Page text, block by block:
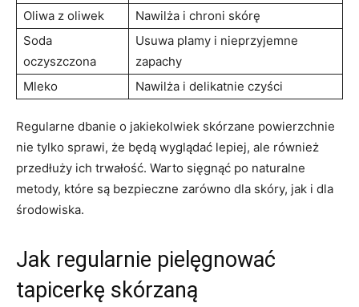
Oliwa z oliwek
Nawilża i chroni skórę
Soda
oczyszczona
Usuwa plamy i nieprzyjemne
zapachy
Mleko
Nawilża i delikatnie czyści
Regularne ‌dbanie o jakiekolwiek skórzane‍ powierzchnie
nie tylko⁤ sprawi,⁢ że będą⁢ wyglądać lepiej, ale również
przedłuży ich ​trwałość. Warto sięgnąć ‍po naturalne
metody, które są bezpieczne⁣ zarówno dla skóry, jak ​i dla
‌środowiska.
Jak regularnie pielęgnować
tapicerkę skórzaną